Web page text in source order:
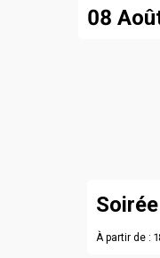
08
À partir de :